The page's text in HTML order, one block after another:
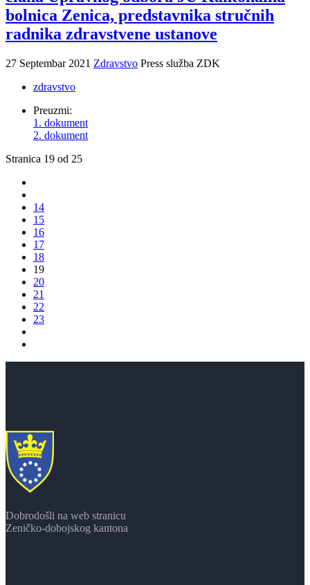
bolnica Zenica, predstavnika stručnih
radnika zdravstvene ustanove
27 Septembar 2021 Zdravstvo Press služba ZDK
zdravstvo
Preuzmi:
1. dokument
2. dokument
Stranica 19 od 25
14
15
16
17
18
19
20
21
22
23
Dobrodošli na web stranicu
Zeničko-dobojskog kantona